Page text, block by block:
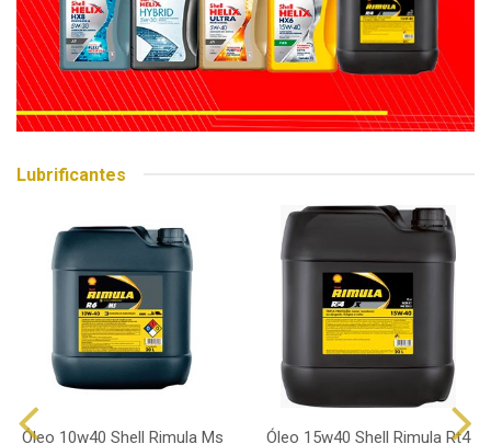
Lubrificantes
Óleo 10w40 Shell Rimula Ms
Óleo 15w40 Shell Rimula Rt4